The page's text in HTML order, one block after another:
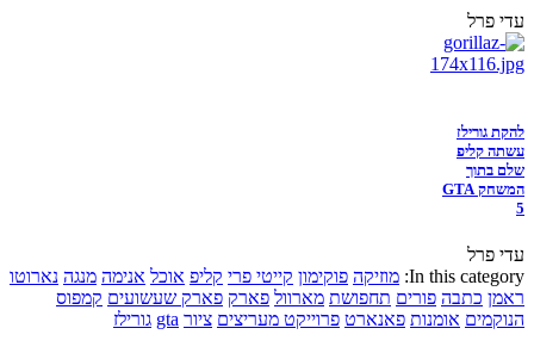
עדי פרל
להקת גורילז
עשתה קליפ
שלם בתוך
המשחק GTA
5
עדי פרל
In this category: מוזיקה פוקימון קייטי פרי קליפ אוכל אנימה מנגה נארוטו
ראמן כתבה פורים תחפושת מארוול פארק פארק שעשועים קמפוס
הנוקמים אומנות פאנארט פרוייקט מעריצים ציור gta גורילז